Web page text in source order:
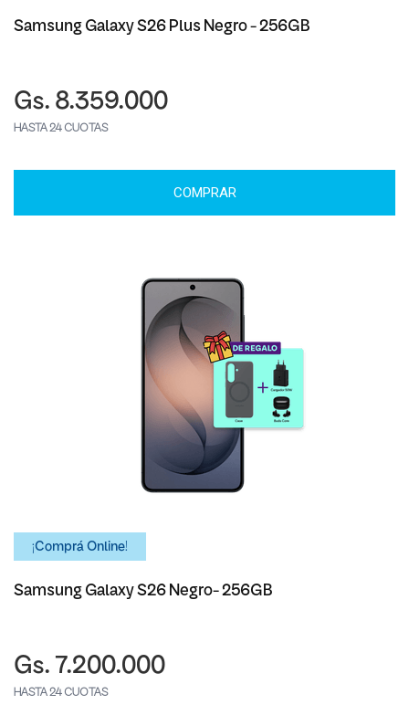
Samsung Galaxy S26 Plus Negro - 256GB
Gs. 8.359.000
HASTA 24 CUOTAS
COMPRAR
¡Comprá Online!
Samsung Galaxy S26 Negro- 256GB
Gs. 7.200.000
HASTA 24 CUOTAS